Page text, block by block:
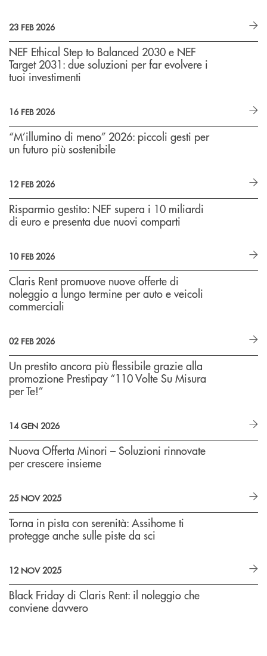
23 FEB 2026
NEF Ethical Step to Balanced 2030 e NEF
Target 2031: due soluzioni per far evolvere i
tuoi investimenti
16 FEB 2026
“M’illumino di meno” 2026: piccoli gesti per
un futuro più sostenibile
12 FEB 2026
Risparmio gestito: NEF supera i 10 miliardi
di euro e presenta due nuovi comparti
10 FEB 2026
Claris Rent promuove nuove offerte di
noleggio a lungo termine per auto e veicoli
commerciali
02 FEB 2026
Un prestito ancora più flessibile grazie alla
promozione Prestipay “110 Volte Su Misura
per Te!”
14 GEN 2026
Nuova Offerta Minori – Soluzioni rinnovate
per crescere insieme
25 NOV 2025
Torna in pista con serenità: Assihome ti
protegge anche sulle piste da sci
12 NOV 2025
Black Friday di Claris Rent: il noleggio che
conviene davvero